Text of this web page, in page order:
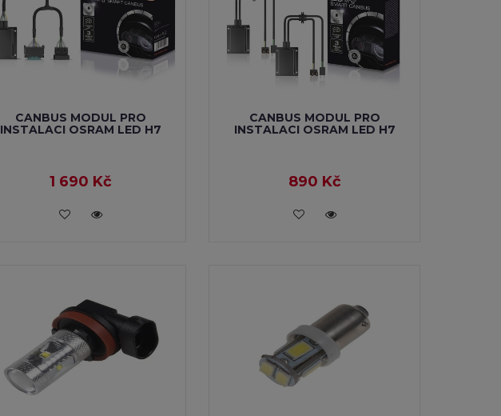
CANBUS MODUL PRO
INSTALACI OSRAM LED H7
1 690 Kč
VLOŽIT DO KOŠÍKU
CANBUS MODUL PRO
INSTALACI OSRAM LED H7
890 Kč
VLOŽIT DO KOŠÍKU